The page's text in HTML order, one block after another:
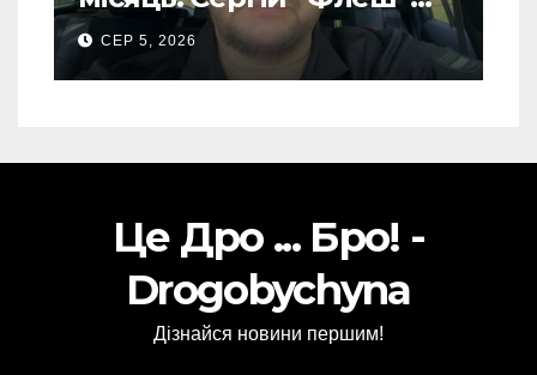
закликав українців
готуватися до гіршого
СЕР 5, 2026
Це Дро ... Бро! -
Drogobychyna
Дізнайся новини першим!